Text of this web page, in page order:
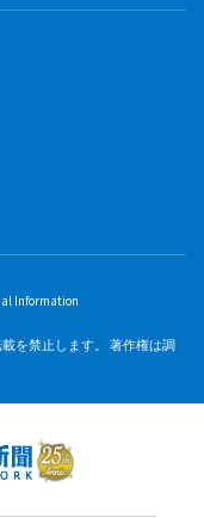
Information
を禁止します。 著作権は調